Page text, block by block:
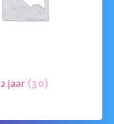
2 jaar (30)